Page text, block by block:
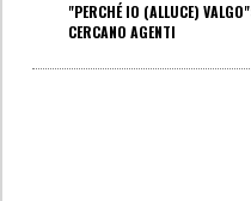
"PERCHÉ IO (ALLUCE)
CERCANO AGENTI